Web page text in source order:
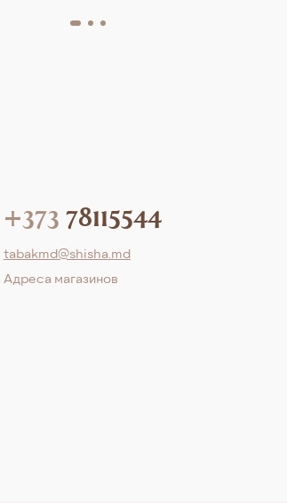
+373 78115544
tabakmd@shisha.md
Aдреса магазинов